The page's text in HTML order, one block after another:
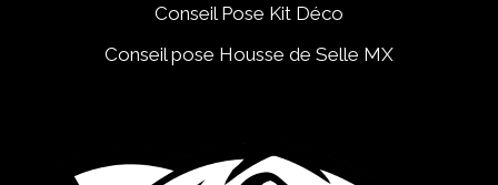
Conseil Pose Kit Déco
Conseil pose Housse de Selle MX